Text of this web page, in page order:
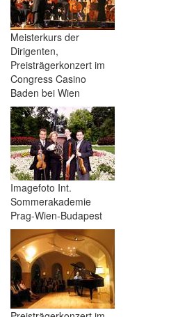
Meisterkurs der
Dirigenten,
Preisträgerkonzert im
Congress Casino
Baden bei Wien
Imagefoto Int.
Sommerakademie
Prag-Wien-Budapest